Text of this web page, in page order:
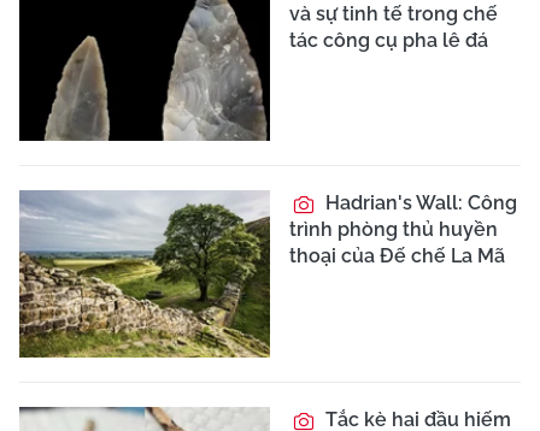
và sự tinh tế trong chế
tác công cụ pha lê đá
Hadrian's Wall: Công
trình phòng thủ huyền
thoại của Đế chế La Mã
Tắc kè hai đầu hiếm